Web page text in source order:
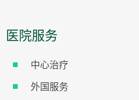
医院服务
中心治疗
外国服务